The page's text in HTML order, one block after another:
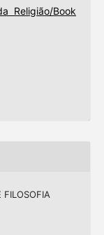
Religião/Book